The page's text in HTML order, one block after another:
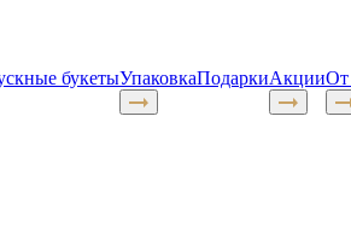
букетыУпаковкаПодаркиАкцииОт